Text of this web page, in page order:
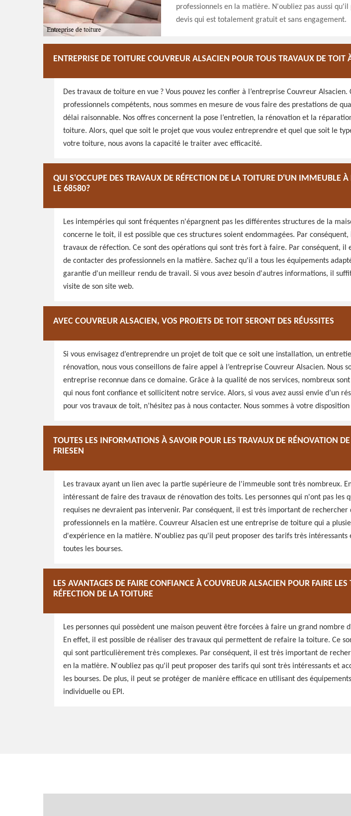
professionnels en la matière. N'oubliez pas aussi qu'il
devis qui est totalement gratuit et sans engagement.
ENTREPRISE DE TOITURE COUVREUR ALSACIEN POUR TOUS TRAVAUX DE TOIT
Des travaux de toiture en vue ? Vous pouvez les confier à l’entreprise Couvreur Alsacien.
professionnels compétents, nous sommes en mesure de vous faire des prestations de
délai raisonnable. Nos offres concernent la pose l’entretien, la rénovation et la
toiture. Alors, quel que soit le projet que vous voulez entreprendre et quel que soit le
votre toiture, nous avons la capacité le traiter avec efficacité.
QUI S'OCCUPE DES TRAVAUX DE RÉFECTION DE LA TOITURE D'UN IMMEUBLE À
LE 68580?
Les intempéries qui sont fréquentes n'épargnent pas les différentes structures de la
concerne le toit, il est possible que ces structures soient endommagées. Par
travaux de réfection. Ce sont des opérations qui sont très fort à faire. Par conséquent, il
de contacter des professionnels en la matière. Sachez qu'il a tous les équipements
garantie d'un meilleur rendu de travail. Si vous avez besoin d'autres informations, il
visite de son site web.
AVEC COUVREUR ALSACIEN, VOS PROJETS DE TOIT SERONT DES RÉUSSITES
Si vous envisagez d’entreprendre un projet de toit que ce soit une installation, un
rénovation, nous vous conseillons de faire appel à l’entreprise Couvreur Alsacien. Nous
entreprise reconnue dans ce domaine. Grâce à la qualité de nos services, nombreux
qui nous font confiance et sollicitent notre service. Alors, si vous avez aussi envie d’un
pour vos travaux de toit, n’hésitez pas à nous contacter. Nous sommes à votre
TOUTES LES INFORMATIONS À SAVOIR POUR LES TRAVAUX DE RÉNOVATION
FRIESEN
Les travaux ayant un lien avec la partie supérieure de l'immeuble sont très nombreux.
intéressant de faire des travaux de rénovation des toits. Les personnes qui n'ont pas les
requises ne devraient pas intervenir. Par conséquent, il est très important de rechercher
professionnels en la matière. Couvreur Alsacien est une entreprise de toiture qui a
d'expérience en la matière. N'oubliez pas qu'il peut proposer des tarifs très intéressants
toutes les bourses.
LES AVANTAGES DE FAIRE CONFIANCE À COUVREUR ALSACIEN POUR FAIRE LES
RÉFECTION DE LA TOITURE
Les personnes qui possèdent une maison peuvent être forcées à faire un grand nombre
En effet, il est possible de réaliser des travaux qui permettent de refaire la toiture. Ce
qui sont particulièrement très complexes. Par conséquent, il est très important de
en la matière. N'oubliez pas qu'il peut proposer des tarifs qui sont très intéressants et
les bourses. De plus, il peut se protéger de manière efficace en utilisant des
individuelle ou EPI.